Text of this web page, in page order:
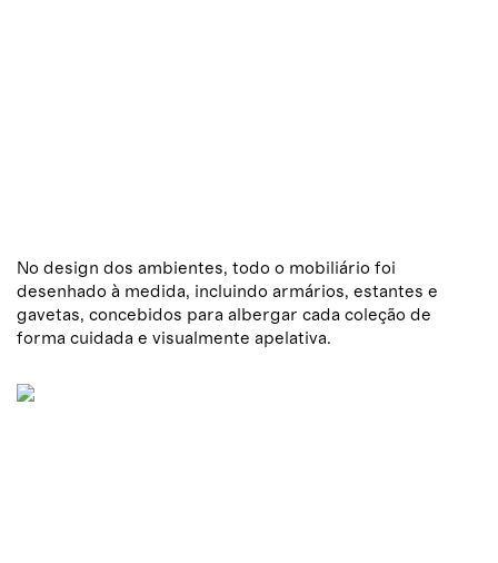
No design dos ambientes, todo o mobiliário foi
desenhado à medida, incluindo armários, estantes e
gavetas, concebidos para albergar cada coleção de
forma cuidada e visualmente apelativa.